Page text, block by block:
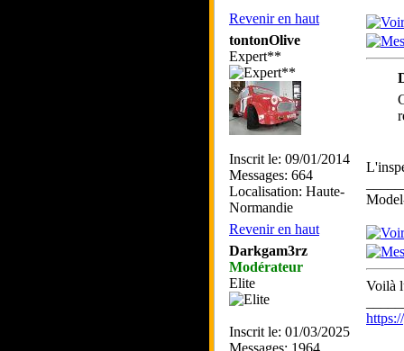
Revenir en haut
tontonOlive
Expert**
Inscrit le: 09/01/2014
Messages: 664
Localisation: Haute-
Normandie
Revenir en haut
Darkgam3rz
Modérateur
Elite
Inscrit le: 01/03/2025
Messages: 1964
Voilà